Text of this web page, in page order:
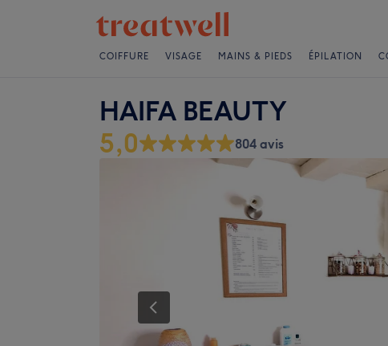
COIFFURE VISAGE MAINS & PIEDS ÉPILATION
HAIFA BEAUTY
5,0 804 avis